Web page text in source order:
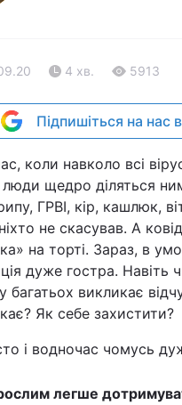
4 хв. 5913
Підпишіться на нас
коли навколо всі
люди щедро діляться
ГРВІ, кір, кашлюк,
не скасував. А
на торті. Зараз, в
дуже гостра. Навіть
багатьох викликає
Як себе захистити?
і водночас чомусь
легше